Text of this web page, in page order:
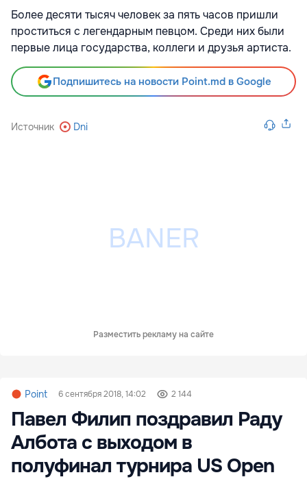
Более десяти тысяч человек за пять часов пришли
проститься с легендарным певцом. Среди них были
первые лица государства, коллеги и друзья артиста.
Подпишитесь на новости Point.md в Google
Источник Dni
Разместить рекламу на сайте
Point 6 сентября 2018, 14:02 2 144
Павел Филип поздравил Раду
Албота с выходом в
полуфинал турнира US Open